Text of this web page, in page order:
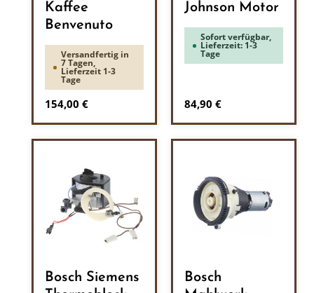
Kaffee
Benvenuto
Versandfertig in
7 Tagen,
Lieferzeit 1-3
Tage
Regulärer Preis:
154,00 €
Johnson Motor
Sofort verfügbar,
Lieferzeit: 1-3
Tage
Regulärer Preis:
84,90 €
Bosch Siemens
Bosch